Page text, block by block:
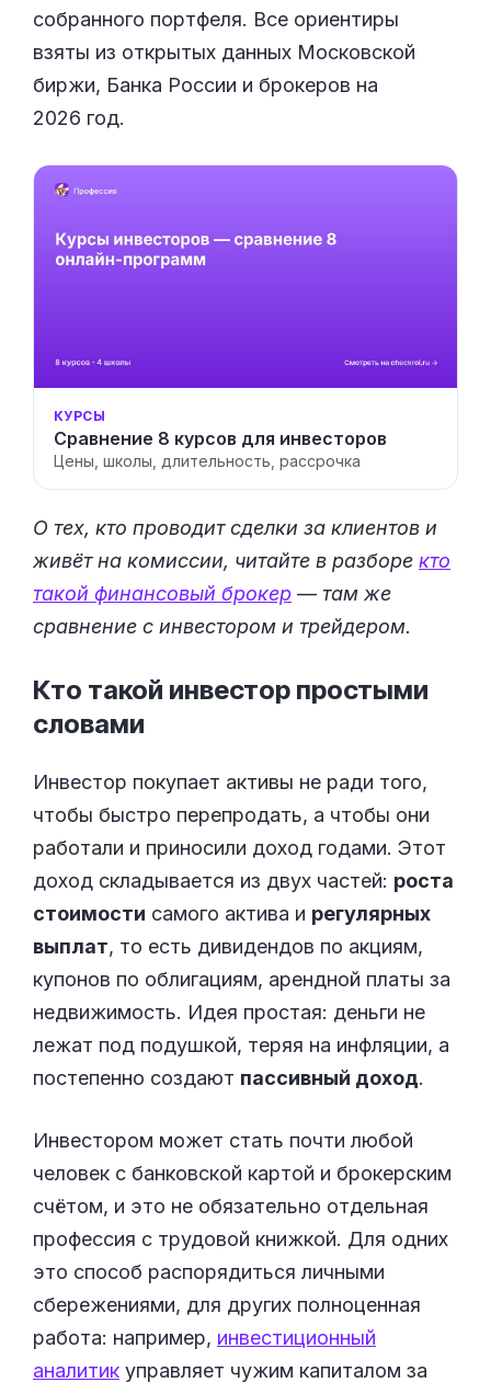
собранного портфеля. Все ориентиры
взяты из открытых данных Московской
биржи, Банка России и брокеров на
2026 год.
КУРСЫ
Сравнение 8 курсов для инвесторов
Цены, школы, длительность, рассрочка
О тех, кто проводит сделки за клиентов и
живёт на комиссии, читайте в разборе кто
такой финансовый брокер — там же
сравнение с инвестором и трейдером.
Кто такой инвестор простыми
словами
Инвестор покупает активы не ради того,
чтобы быстро перепродать, а чтобы они
работали и приносили доход годами. Этот
доход складывается из двух частей: роста
стоимости самого актива и регулярных
выплат, то есть дивидендов по акциям,
купонов по облигациям, арендной платы за
недвижимость. Идея простая: деньги не
лежат под подушкой, теряя на инфляции, а
постепенно создают пассивный доход.
Инвестором может стать почти любой
человек с банковской картой и брокерским
счётом, и это не обязательно отдельная
профессия с трудовой книжкой. Для одних
это способ распорядиться личными
сбережениями, для других полноценная
работа: например, инвестиционный
аналитик управляет чужим капиталом за